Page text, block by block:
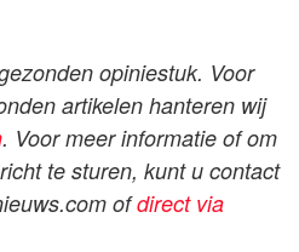
opiniestuk. Voor
artikelen hanteren wij
. Voor meer informatie of om
te sturen, kunt u contact
ofdirect via